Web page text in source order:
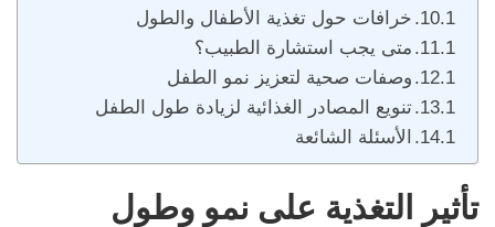
خرافات حول تغذية الأطفال والطول
متى يجب استشارة الطبيب؟
وصفات صحية لتعزيز نمو الطفل
تنويع المصادر الغذائية لزيادة طول الطفل
الأسئلة الشائعة
تأثير التغذية على نمو وطول